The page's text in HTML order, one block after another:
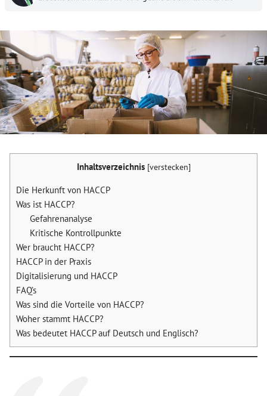
Inhaltsverzeichnis [verstecken]
Die Herkunft von HACCP
Was ist HACCP?
Gefahrenanalyse
Kritische Kontrollpunkte
Wer braucht HACCP?
HACCP in der Praxis
Digitalisierung und HACCP
FAQ’s
Was sind die Vorteile von HACCP?
Woher stammt HACCP?
Was bedeutet HACCP auf Deutsch und Englisch?